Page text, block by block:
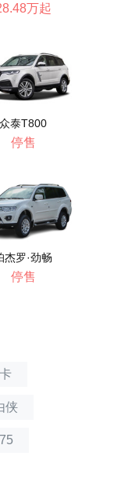
万起
众泰T800
停售
杰罗·劲畅
停售
侠